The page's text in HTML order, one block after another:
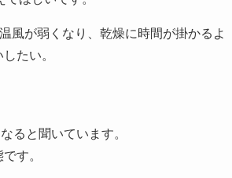
風が弱くなり、乾燥に時間が掛かるよ
たい。
ると聞いています。
す。